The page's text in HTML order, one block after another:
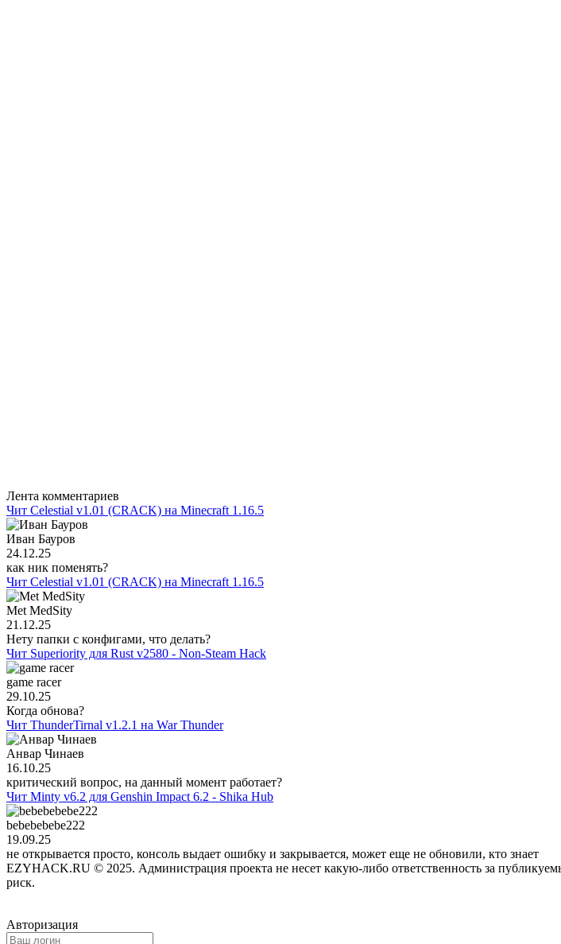
Лента комментариев
Чит Celestial v1.01 (CRACK) на Minecraft 1.16.5
Иван Бауров
24.12.25
как ник поменять?
Чит Celestial v1.01 (CRACK) на Minecraft 1.16.5
Met MedSity
21.12.25
Нету папки с конфигами, что делать?
Чит Superiority для Rust v2580 - Non-Steam Hack
game racer
29.10.25
Когда обнова?
Чит ThunderTirnal v1.2.1 на War Thunder
Анвар Чинаев
16.10.25
критический вопрос, на данный момент работает?
Чит Minty v6.2 для Genshin Impact 6.2 - Shika Hub
bebebebebe222
19.09.25
не открывается просто, консоль выдает ошибку и закрывается, может еще не обновили, кто знает
EZYHACK.RU © 2025. Администрация проекта не несет какую-либо ответственность за
риск.
Авторизация